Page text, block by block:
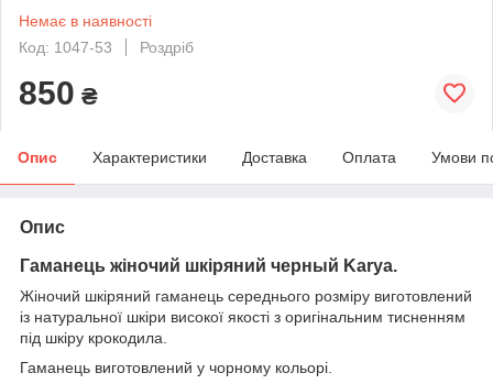
Немає в наявності
Код: 1047-53
Роздріб
850 ₴
Опис Характеристики Доставка Оплата Умови
Опис
Гаманець жіночий шкіряний черный Karya.
Жіночий шкіряний гаманець середнього розміру виготовлений
із натуральної шкіри високої якості з оригінальним тисненням
під шкіру крокодила.
Гаманець виготовлений у чорному кольорі.